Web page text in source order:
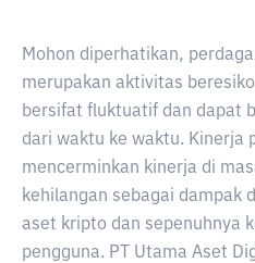
Mohon diperhatikan,
merupakan aktivitas
bersifat fluktuatif dan dapat
dari waktu ke waktu. Kinerja
mencerminkan kinerja di
kehilangan sebagai dampak
aset kripto dan sepenuhnya
pengguna. PT Utama Aset